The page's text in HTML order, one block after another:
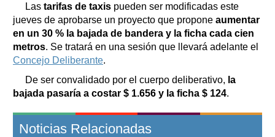
Transportes
Loterías
Datos Útiles
Teléfonos de urgencia
Las tarifas de taxis pueden ser modificadas este
jueves de aprobarse un proyecto que propone aumentar
en un 30 % la bajada de bandera y la ficha cada cien
metros. Se tratará en una sesión que llevará adelante el
Concejo Deliberante.
De ser convalidado por el cuerpo deliberativo, la
bajada pasaría a costar $ 1.656 y la ficha $ 124.
Noticias Relacionadas